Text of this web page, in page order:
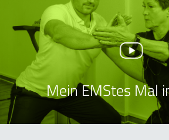
Mein EMStes Mal